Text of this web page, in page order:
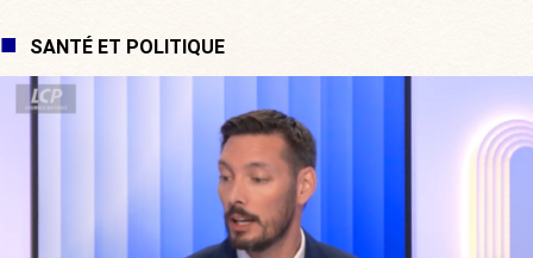
SANTÉ ET POLITIQUE